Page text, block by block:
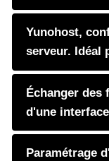
Yunohost,
serveur. Idéal
Échanger des
d'une
Paramétrage